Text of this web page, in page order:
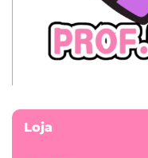
Loja